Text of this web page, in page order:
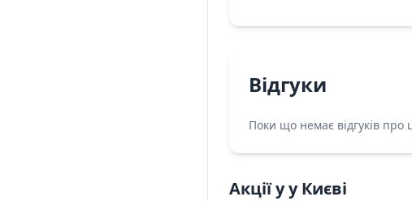
Відгуки
Поки що немає відгуків про
Акції у у Києві